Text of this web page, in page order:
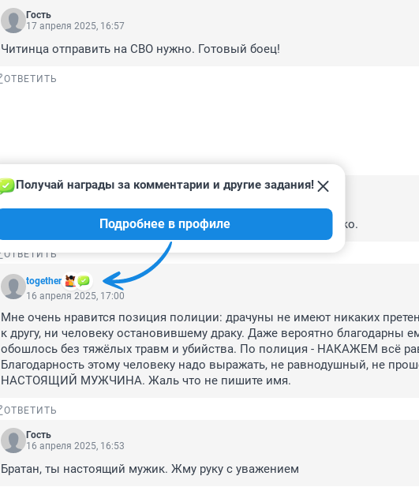
Гость
17 апреля 2025, 16:57
Читинца отправить на СВО нужно. Готовый боец!
ОТВЕТИТЬ
Гость
Куда не плюнь, везде - центр Читы. Уникальный город, однако.
ОТВЕТИТЬ
together
Получай награды за комментарии и другие задания!
Подробнее в профиле
16 апреля 2025, 17:00
Мне очень нравится позиция полиции: драчуны не имеют никаких
к другу, ни человеку остановившему драку. Даже вероятно благодарны
обошлось без тяжёлых травм и убийства. По полиция - НАКАЖЕМ всё
Благодарность этому человеку надо выражать, не равнодушный, не
НАСТОЯЩИЙ МУЖЧИНА. Жаль что не пишите имя.
ОТВЕТИТЬ
Гость
16 апреля 2025, 16:53
Братан, ты настоящий мужик. Жму руку с уважением